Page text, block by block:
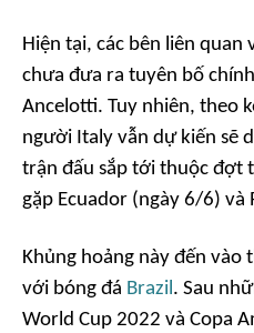
Hiện tại, các bên liên
chưa đưa ra tuyên bố
Ancelotti. Tuy nhiên, theo
người Italy vẫn dự kiến sẽ
trận đấu sắp tới thuộc đợt
gặp Ecuador (ngày 6/6) và
Khủng hoảng này đến vào
với bóng đá Brazil. Sau
World Cup 2022 và Copa